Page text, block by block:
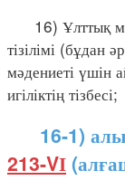
16) Ұлттық
тізілімі (бұдан
мәдениеті үшін
игіліктің тізбесі;
16-1)
213-VІ